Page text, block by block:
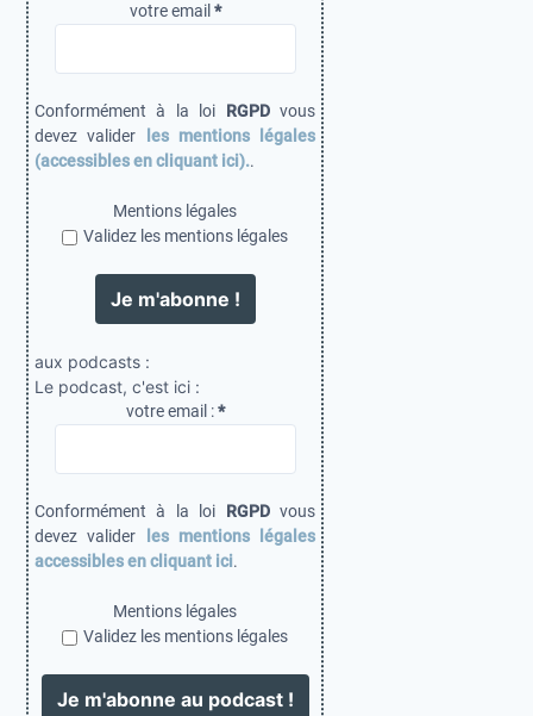
votre email *
Conformément à la loi RGPDvous
devez valider
les mentions légales
(accessibles en cliquant ici)..
Mentions légales
Validez les mentions légales
aux podcasts :
Le podcast, c'est ici :
votre email :*
Conformément à la loi RGPDvous
devez valider
les mentions légales
accessibles en cliquant ici.
Mentions légales
Validez les mentions légales